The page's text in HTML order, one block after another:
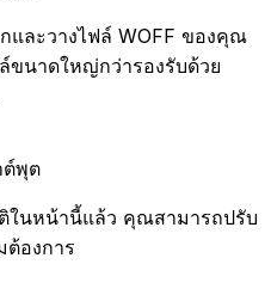
ละวางไฟล์ WOFF ของคุณ
ขนาดใหญ่กว่ารองรับด้วย
ต์พุต
ในหน้านี้แล้ว คุณสามารถปรับ
ต้องการ